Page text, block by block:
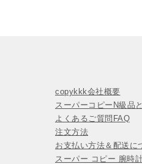
copykkk会社概要
スーパーコピーN級品
よくあるご質問FAQ
注文方法
お支払い方法＆配送に
スーパー コピー 腕時